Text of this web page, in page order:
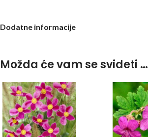
Dodatne informacije
Možda će vam se svideti …